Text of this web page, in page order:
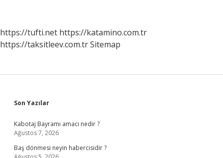
https://tufti.net https://katamino.com.tr
https://taksitleev.com.trSitemap
Sidebar
Son Yazılar
Kabotaj Bayramı amacı nedir ?
Ağustos 7, 2026
Baş dönmesi neyin habercisidir ?